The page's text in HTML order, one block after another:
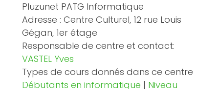
Pluzunet PATG Informatique
Adresse : Centre Culturel, 12 rue Louis
Gégan, 1er étage
Responsable de centre et contact:
VASTEL Yves
Types de cours donnés dans ce centre
Débutants en informatique | Niveau